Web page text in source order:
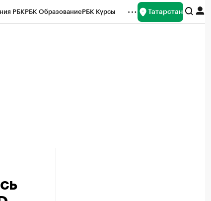
РБКРБК ОбразованиеРБК Курсы Татарстан